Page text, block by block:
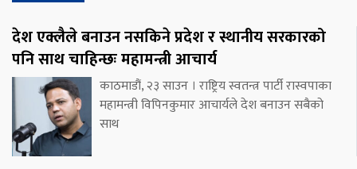
देश एक्लैले बनाउन नसकिने प्रदेश र स्थानीय सरकारको
पनि साथ चाहिन्छः महामन्त्री आचार्य
काठमाडौं, २३ साउन । राष्ट्रिय स्वतन्त्र पार्टी रास्वपाका
महामन्त्री विपिनकुमार आचार्यले देश बनाउन सबैको
साथ